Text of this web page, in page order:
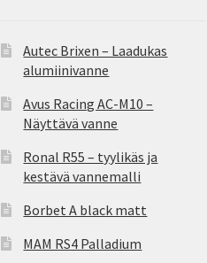
Autec Brixen – Laadukas
alumiinivanne
Avus Racing AC-M10 –
Näyttävä vanne
Ronal R55 – tyylikäs ja
kestävä vannemalli
Borbet A black matt
MAM RS4 Palladium